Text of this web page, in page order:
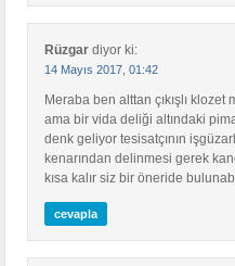
Rüzgar diyor ki:
14 Mayıs 2017, 01:42
Meraba ben alttan çıkışlı klozet
ama bir vida deliği altındaki
denk geliyor tesisatçının
kenarından delinmesi gerek
kısa kalır siz bir öneride
cevapla